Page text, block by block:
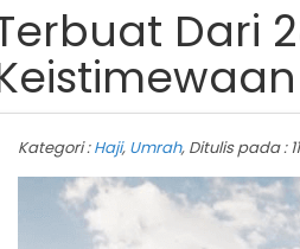
Dari
Kategori :Haji, Umrah, Ditulis pada :